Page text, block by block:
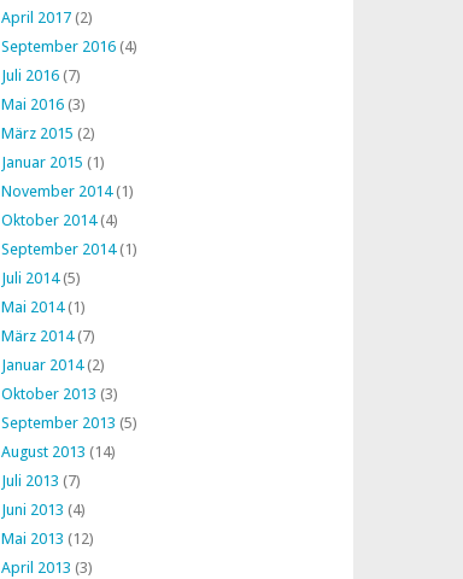
April 2017 (2)
September 2016 (4)
Juli 2016 (7)
Mai 2016 (3)
März 2015 (2)
Januar 2015 (1)
November 2014(1)
Oktober 2014(4)
September 2014(1)
Juli 2014(5)
Mai 2014(1)
März 2014(7)
Januar 2014(2)
Oktober 2013 (3)
September 2013 (5)
August 2013 (14)
Juli 2013 (7)
Juni 2013 (4)
Mai 2013 (12)
April 2013 (3)